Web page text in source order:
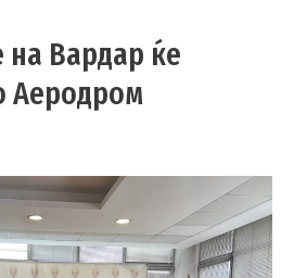
Вардар ќе
Аеродром